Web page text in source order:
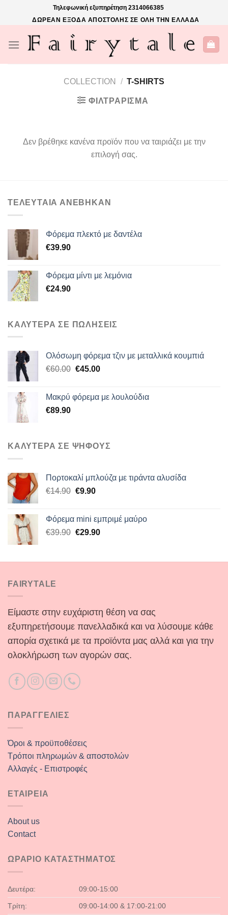
Τηλεφωνική εξυπηρέτηση 2314066385
ΔΩΡΕΑΝ ΕΞΟΔΑ ΑΠΟΣΤΟΛΗΣ ΣΕ ΟΛΗ ΤΗΝ ΕΛΛΑΔΑ
COLLECTION / T-SHIRTS
ΦΙΛΤΡΆΡΙΣΜΑ
Δεν βρέθηκε κανένα προϊόν που να ταιριάζει με την
επιλογή σας.
ΤΕΛΕΥΤΑΙΑ ΑΝΕΒΗΚΑΝ
Φόρεμα πλεκτό με δαντέλα
€39.90
Φόρεμα μίντι με λεμόνια
€24.90
ΚΑΛΥΤΕΡΑ ΣΕ ΠΩΛΗΣΕΙΣ
Ολόσωμη φόρεμα τζιν με μεταλλικά κουμπιά
€60.00 Original
€60.00.
€45.00Η
είναι:
Μακρύ φόρεμα με λουλούδια
€89.90
ΚΑΛΥΤΕΡΑ ΣΕ ΨΗΦΟΥΣ
Πορτοκαλί μπλούζα με τιράντα αλυσίδα
€14.90 Original
€14.90.
€9.90Η
είναι:
€9.90.
Φόρεμα mini εμπριμέ μαύρο
€39.90 Original
€39.90.
€29.90Η
είναι:
FAIRYTALE
Είμαστε στην ευχάριστη θέση να σας
εξυπηρετήσουμε πανελλαδικά και να λύσουμε κάθε
απορία σχετικά με τα προϊόντα μας αλλά και για την
ολοκλήρωση των αγορών σας.
ΠΑΡΑΓΓΕΛΙΕΣ
Όροι & προϋποθέσεις
Τρόποι πληρωμών & αποστολών
Αλλαγές - Επιστροφές
ΕΤΑΙΡΕΙΑ
About us
Contact
ΩΡΑΡΙΟ ΚΑΤΑΣΤΗΜΑΤΟΣ
Δευτέρα: 09:00-15:00
Τρίτη: 09:00-14:00 & 17:00-21:00